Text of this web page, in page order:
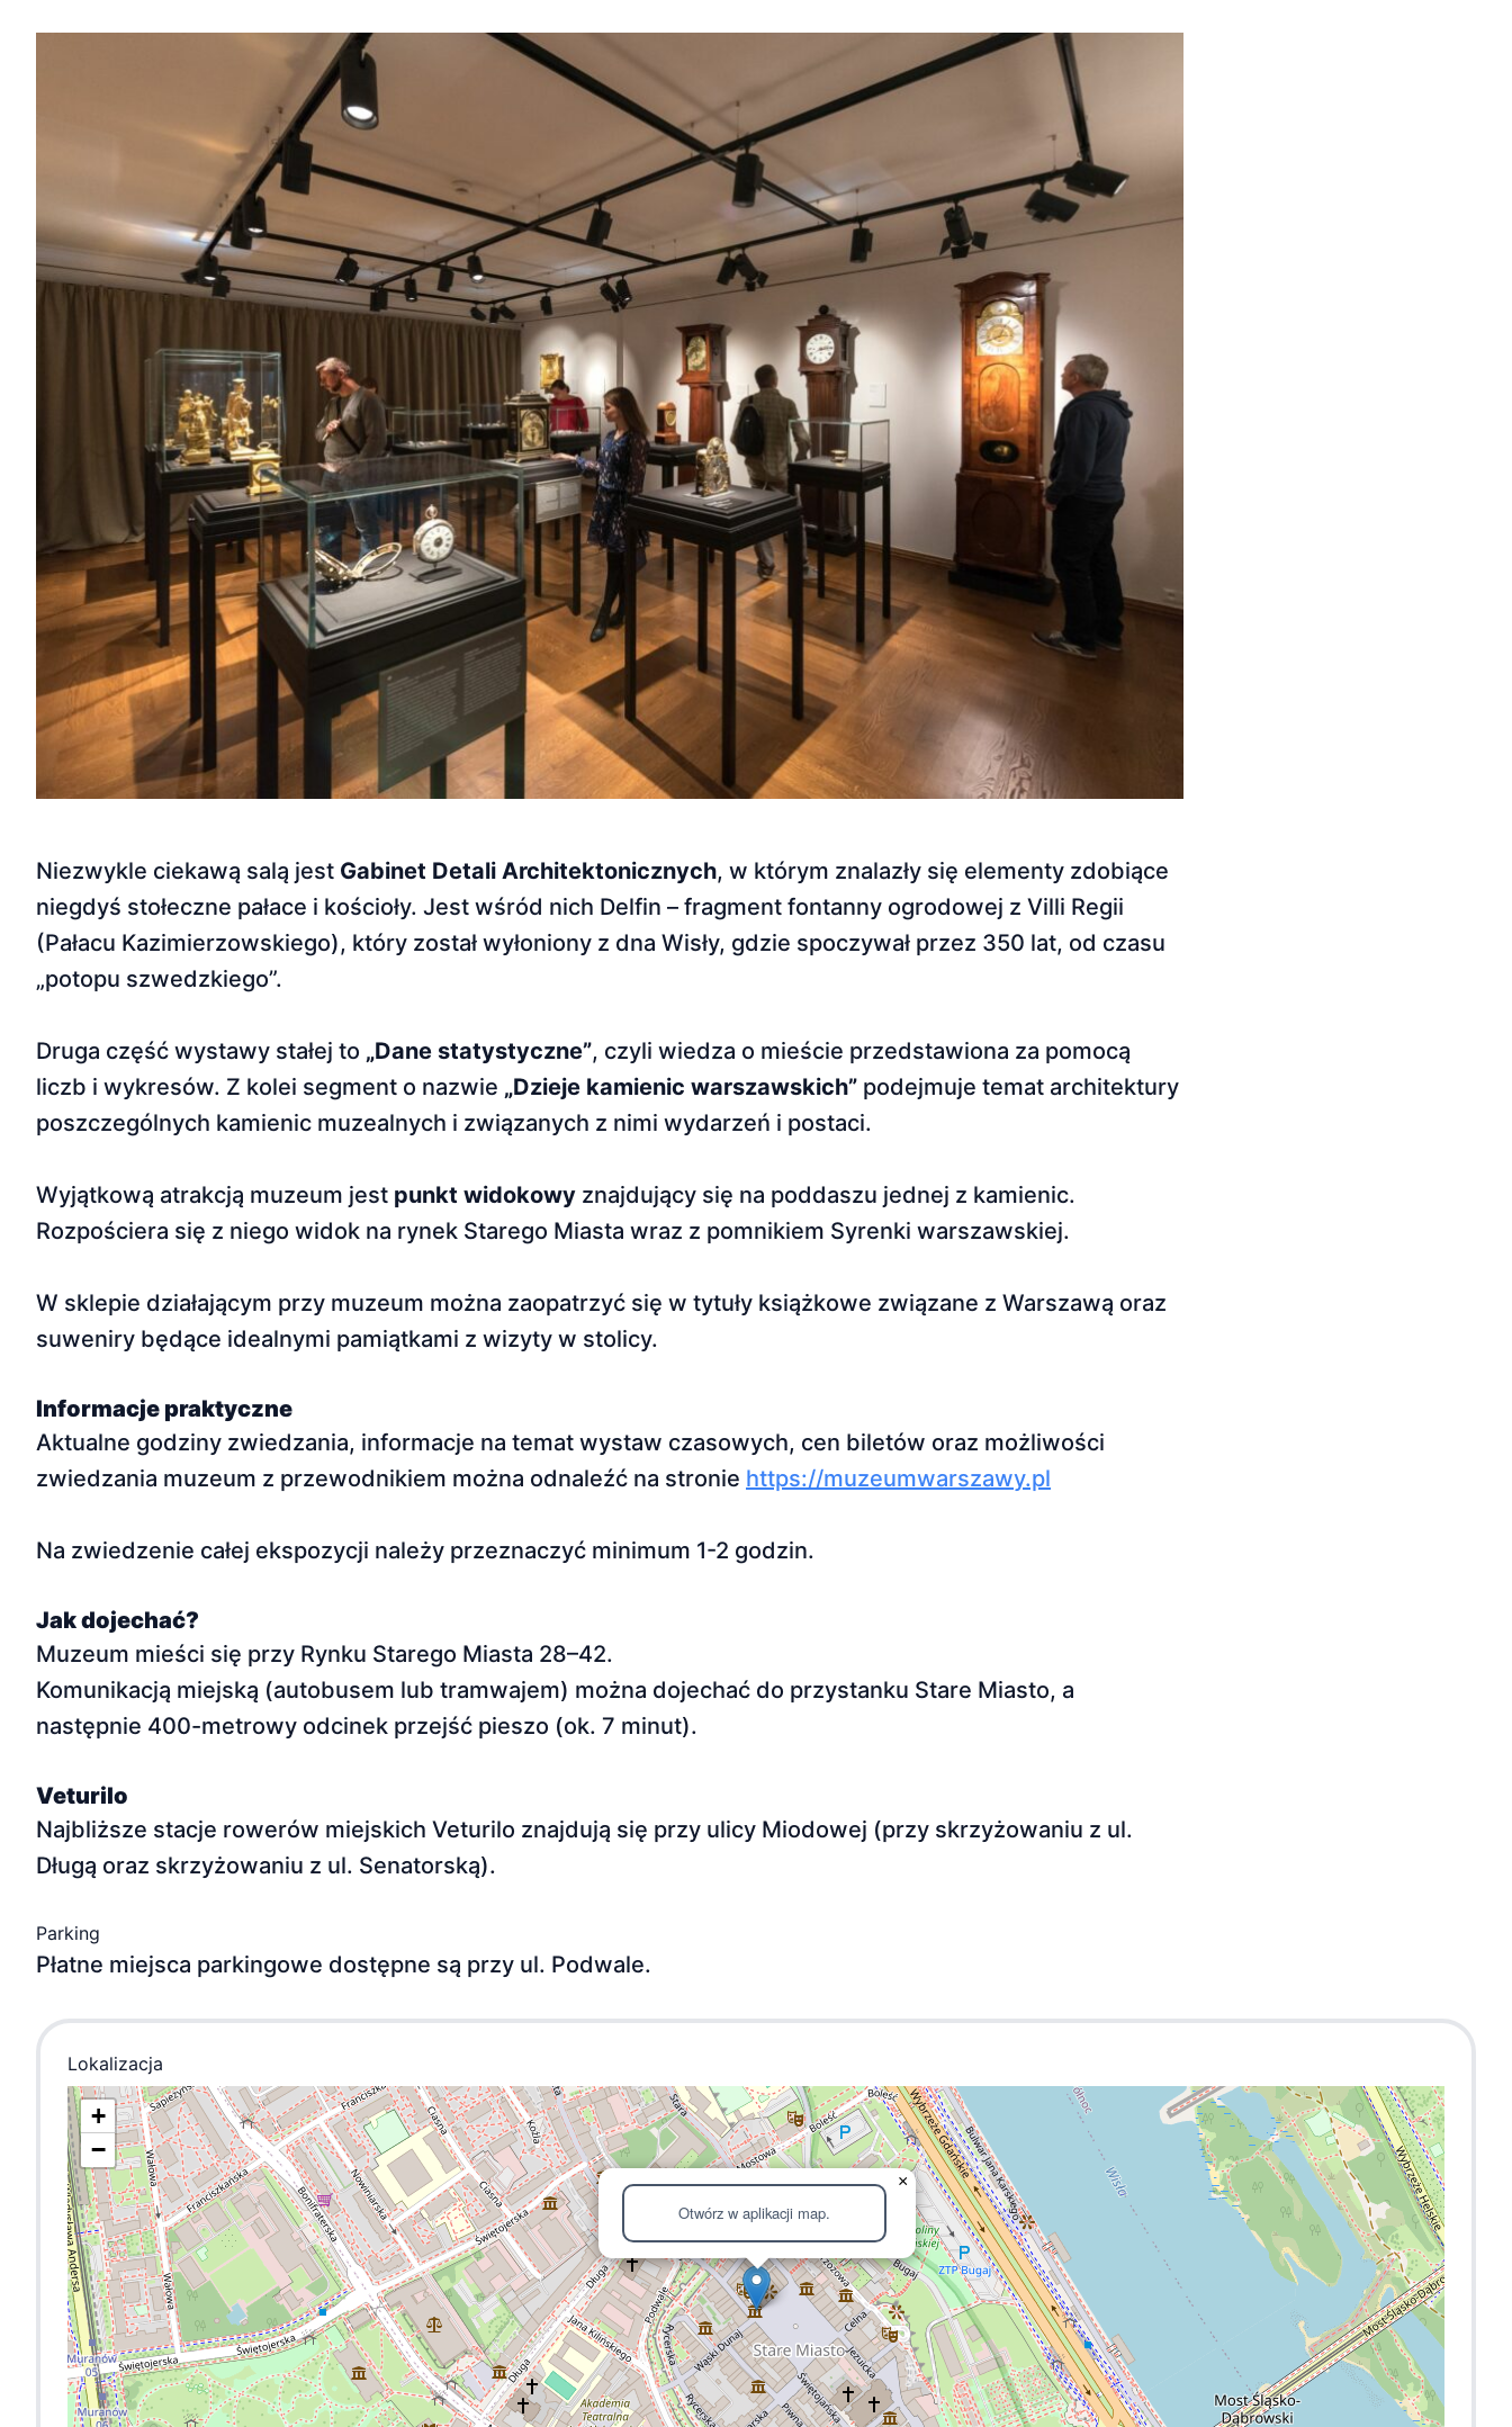
Niezwykle ciekawą salą jest Gabinet Detali Architektonicznych, w którym znalazły się elementy zdobiące
niegdyś stołeczne pałace i kościoły. Jest wśród nich Delfin – fragment fontanny ogrodowej z Villi Regii
(Pałacu Kazimierzowskiego), który został wyłoniony z dna Wisły, gdzie spoczywał przez 350 lat, od czasu
„potopu szwedzkiego”.
Druga część wystawy stałej to „Dane statystyczne”, czyli wiedza o mieście przedstawiona za pomocą
liczb i wykresów. Z kolei segment o nazwie „Dzieje kamienic warszawskich” podejmuje temat architektury
poszczególnych kamienic muzealnych i związanych z nimi wydarzeń i postaci.
Wyjątkową atrakcją muzeum jest punkt widokowy znajdujący się na poddaszu jednej z kamienic.
Rozpościera się z niego widok na rynek Starego Miasta wraz z pomnikiem Syrenki warszawskiej.
W sklepie działającym przy muzeum można zaopatrzyć się w tytuły książkowe związane z Warszawą oraz
suweniry będące idealnymi pamiątkami z wizyty w stolicy.
Informacje praktyczne
Aktualne godziny zwiedzania, informacje na temat wystaw czasowych, cen biletów oraz możliwości
zwiedzania muzeum z przewodnikiem można odnaleźć na stronie https://muzeumwarszawy.pl
Na zwiedzenie całej ekspozycji należy przeznaczyć minimum 1-2 godzin.
Jak dojechać?
Muzeum mieści się przy Rynku Starego Miasta 28–42.
Komunikacją miejską (autobusem lub tramwajem) można dojechać do przystanku Stare Miasto, a
następnie 400-metrowy odcinek przejść pieszo (ok. 7 minut).
Veturilo
Najbliższe stacje rowerów miejskich Veturilo znajdują się przy ulicy Miodowej (przy skrzyżowaniu z ul.
Długą oraz skrzyżowaniu z ul. Senatorską).
Parking
Płatne miejsca parkingowe dostępne są przy ul. Podwale.
Lokalizacja
Otwórz w aplikacji map.
×
+
−